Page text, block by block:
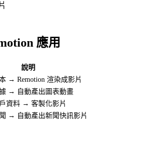
應用
說明
→ Remotion 渲染成影片
→ 自動產出圖表動畫
資料 → 客製化影片
→ 自動產出新聞快訊影片